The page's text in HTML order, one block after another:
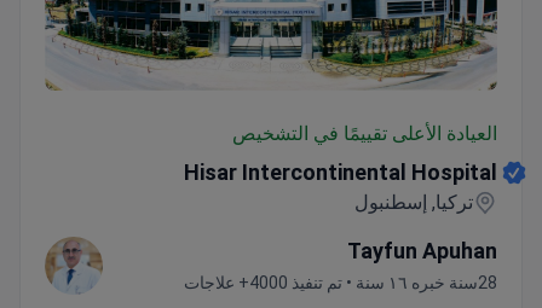
العيادة الأعلى تقييمًا في التشخيص
Hisar Intercontinental Hospital
تركيا, إسطنبول
Tayfun Apuhan
28سنة خبره ١٦ سنة • تم تنفيذ 4000+ علاجات